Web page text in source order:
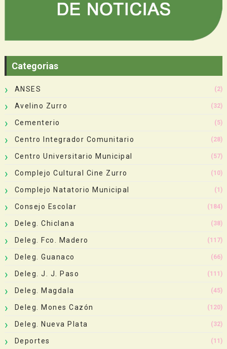
Categorias
ANSES (2)
Avelino Zurro (32)
Cementerio (5)
Centro Integrador Comunitario (28)
Centro Universitario Municipal (57)
Complejo Cultural Cine Zurro (10)
Complejo Natatorio Municipal (1)
Consejo Escolar (184)
Deleg. Chiclana (38)
Deleg. Fco. Madero (117)
Deleg. Guanaco (66)
Deleg. J. J. Paso (111)
Deleg. Magdala (45)
Deleg. Mones Cazón (120)
Deleg. Nueva Plata (32)
Deportes (11)